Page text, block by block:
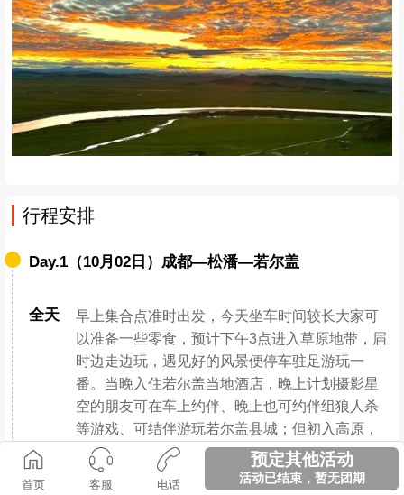
探秘黄河环抱的草原
乘梯登上山顶，站在最高草原之巅
一览黄河围绕草原的壮阔全景
日落时分，当夕阳一点点变红
首页 客服 电话
预定其他活动
活动已结束，暂无团期